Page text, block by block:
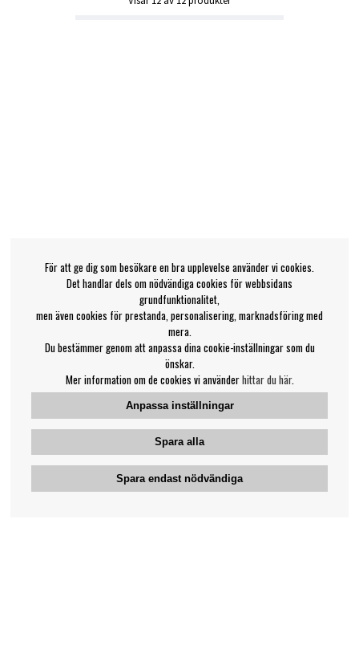
För att ge dig som besökare en bra upplevelse använder vi cookies.
Det handlar dels om nödvändiga cookies för webbsidans
grundfunktionalitet,
men även cookies för prestanda, personalisering, marknadsföring med
mera.
Du bestämmer genom att anpassa dina cookie-inställningar som du
önskar.
Mer information om de cookies vi använderhittar du här.
Anpassa inställningar
Spara alla
Spara endast nödvändiga